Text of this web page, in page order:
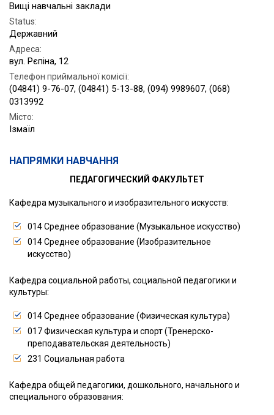
Вищі навчальні заклади
Status:
Державний
Адреса:
вул. Рєпіна, 12
Телефон приймальної комісії:
(04841) 9-76-07, (04841) 5-13-88, (094) 9989607, (068)
0313992
Місто:
Ізмаїл
НАПРЯМКИ НАВЧАННЯ
ПЕДАГОГИЧЕСКИЙ ФАКУЛЬТЕТ
Кафедра музыкального и изобразительного искусств:
014 Среднее образование (Музыкальное искусство)
014 Среднее образование (Изобразительное
искусство)
Кафедра социальной работы, социальной педагогики и
культуры:
014 Среднее образование (Физическая культура)
017 Физическая культура и спорт (Тренерско-
преподавательская деятельность)
231 Социальная работа
Кафедра общей педагогики, дошкольного, начального и
специального образования: